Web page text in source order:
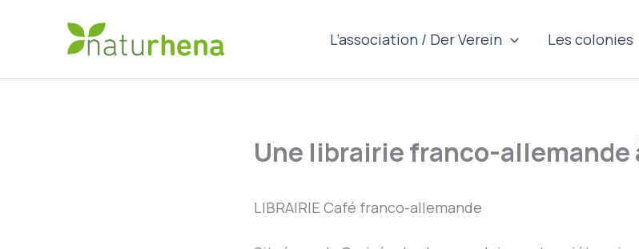
L’association / Der Verein Les colonies
Une librairie franco-allemande
LIBRAIRIE Café franco-allemande